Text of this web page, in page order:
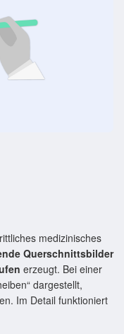
medizinisches
Querschnittsbilder
erzeugt. Bei einer
dargestellt,
Im Detail funktioniert